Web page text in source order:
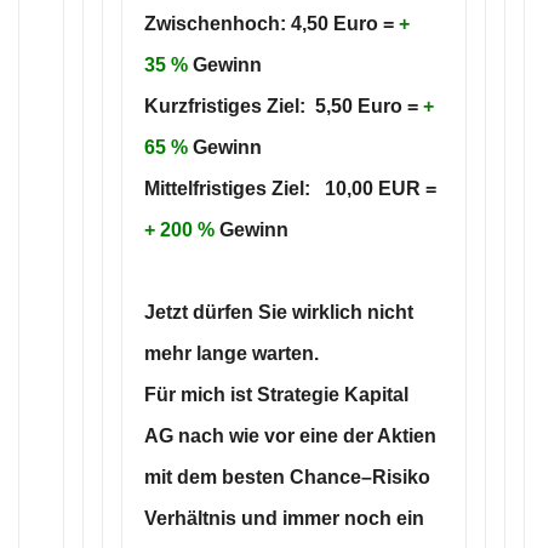
Zwischenhoch: 4,50 Euro = +
35 % Gewinn
Kurzfristiges Ziel: 5,50 Euro = +
65 % Gewinn
Mittelfristiges Ziel: 10,00 EUR =
+ 200 % Gewinn
Jetzt dürfen Sie wirklich nicht
mehr lange warten.
Für mich ist Strategie Kapital
AG nach wie vor eine der Aktien
mit dem besten Chance–Risiko
Verhältnis und immer noch ein